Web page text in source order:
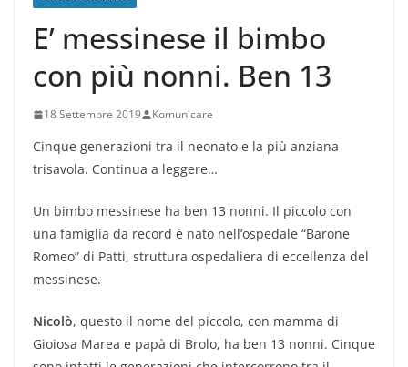
E’ messinese il bimbo
con più nonni. Ben 13
18 Settembre 2019 Komunicare
Cinque generazioni tra il neonato e la più anziana
trisavola. Continua a leggere…
Un bimbo messinese ha ben 13 nonni. Il piccolo con
una famiglia da record è nato nell’ospedale “Barone
Romeo” di Patti, struttura ospedaliera di eccellenza del
messinese.
Nicolò, questo il nome del piccolo, con mamma di
Gioiosa Marea e papà di Brolo, ha ben 13 nonni. Cinque